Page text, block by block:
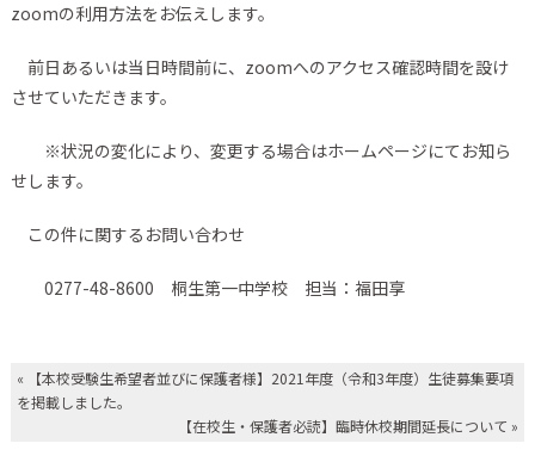
zoomの利用方法をお伝えします。
前日あるいは当日時間前に、zoomへのアクセス確認時間を設け
させていただきます。
※状況の変化により、変更する場合はホームページにてお知ら
せします。
この件に関するお問い合わせ
0277-48-8600 桐生第一中学校 担当：福田享
«
【本校受験生希望者並びに保護者様】2021年度（令和3年度）生徒募集要項
を掲載しました。
【在校生・保護者必読】臨時休校期間延長について »